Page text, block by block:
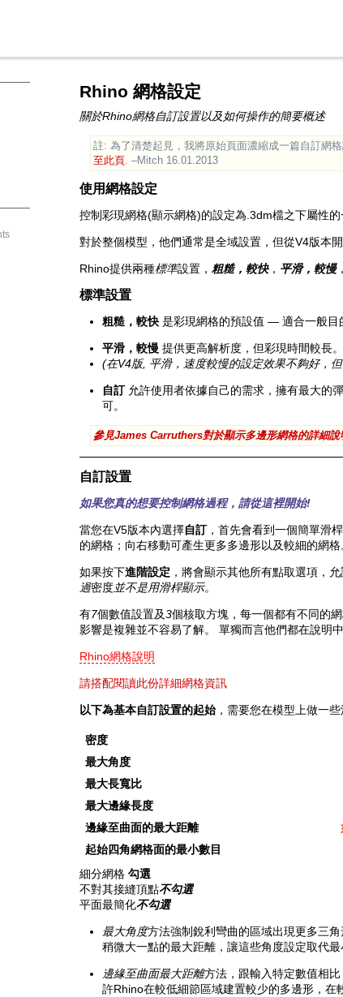
Rhino 網格設定
關於Rhino網格自訂設置以及如何操作的簡要概述
註: 為了清楚起見，我將原始頁面濃縮成一篇自訂網
至此頁. –Mitch 16.01.2013
使用網格設定
控制彩現網格(顯示網格)的設定為.3dm檔之下屬性
對於整個模型，他們通常是全域設置，但從V4版本
Rhino提供兩種標準設置， 粗糙，較快， 平滑，較慢
標準設置
粗糙，較快 是彩現網格的預設值 — 適合一般目
平滑，較慢 提供更高解析度，但彩現時間較長。
(在V4版, 平滑，速度較慢的設定效果不夠好，
自訂允許使用者依據自己的需求，擁有最大的
可。
參見James Carruthers對於顯示多邊形網格的詳細說
自訂設置
如果您真的想要控制網格過程，請從這裡開始!
當您在V5版本內選擇自訂，首先會看到一個簡單滑
的網格；向右移動可產生更多多邊形以及較細的網格
如果按下進階設定 ，將會顯示其他所有點取選項，允
過密度並不是用滑桿顯示。
有7個數值設置及3個核取方塊，每一個都有不同的
影響是複雜並不容易了解。 單獨而言他們都在說明
Rhino網格說明
請搭配閱讀此份詳細網格資訊
以下為基本自訂設置的起始，需要您在模型上做一些
密度
最大角度
最大長寬比
最大邊緣長度
邊緣至曲面的最大距離
起始四角網格面的最小數目
細分網格 勾選
不對其接縫頂點不勾選
平面最簡化不勾選
最大角度方法強制銳利彎曲的區域出現更多三
稍微大一點的最大距離，讓這些角度設定取代最
邊緣至曲面最大距離方法，跟輸入特定數值相
許Rhino在較低細節區域建置較少的多邊形，在